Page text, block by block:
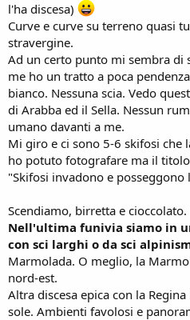
l'ha discesa)
Curve e curve su terreno quasi
stravergine.
Ad un certo punto mi sembra di
me ho un tratto a poca
bianco. Nessuna scia. Vedo
di Arabba ed il Sella. Nessun
umano davanti a me.
Mi giro e ci sono 5-6 skifosi che
ho potuto fotografare ma il
"Skifosi invadono e posseggono
Scendiamo, birretta e cioccolato.
Nell'ultima funivia siamo in
con sci larghi o da sci
Marmolada. O meglio, la
nord-est.
Altra discesa epica con la
sole. Ambienti favolosi e